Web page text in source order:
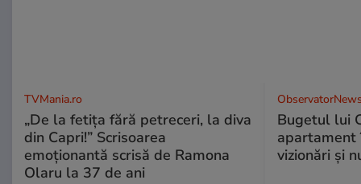
TVMania.ro
„De la fetița fără petreceri, la diva
din Capri!” Scrisoarea
emoționantă scrisă de Ramona
Olaru la 37 de ani
Bugetul lui
apartament
vizionări şi